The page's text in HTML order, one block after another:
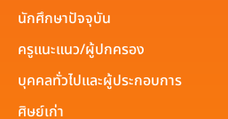
นักศึกษาปัจจุบัน
ครูแนะแนว/ผู้ปกครอง
บุคคลทั่วไปและผู้ประกอบการ
ศิษย์เก่า